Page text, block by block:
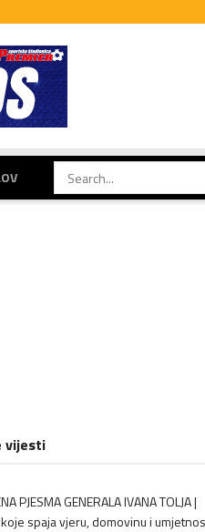
vijesti
PJESMA GENERALA IVANA TOLJA |
spaja vjeru, domovinu i